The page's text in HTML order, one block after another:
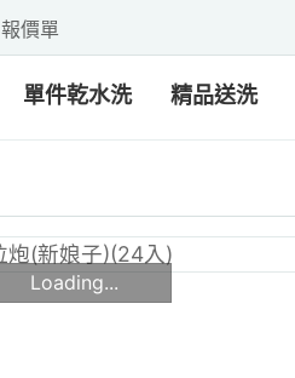
報價單
單件乾水洗 精品送洗
Loading...